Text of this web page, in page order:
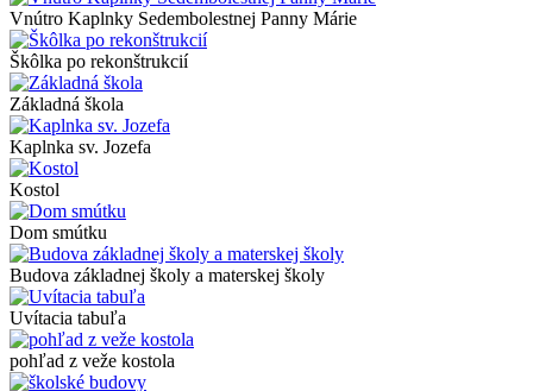
Vnútro Kaplnky Sedembolestnej Panny Márie
Škôlka po rekonštrukcií
Základná škola
Kaplnka sv. Jozefa
Kostol
Dom smútku
Budova základnej školy a materskej školy
Uvítacia tabuľa
pohľad z veže kostola